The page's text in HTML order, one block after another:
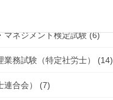
マネジメント検定試験 (6)
業務試験（特定社労士） (14)
連合会） (7)